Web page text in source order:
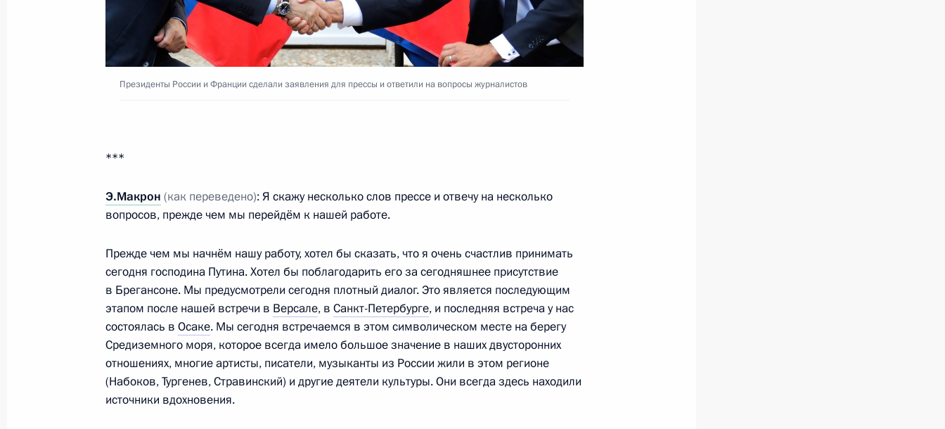
Владимир Путин прибыл во Францию
19 августа 2019 года, 17:00 Марсель
3
16 августа 2019 года, 16:30
Совещание с постоянными членами Совета Безопасности
16 августа 2019 года, 16:00 Анапа
Подписан Указ о награждении экипажа воздушного судна
«Уральских авиалиний»
Президенты России и Франции сделали заявления для прессы и ответили на вопросы журналистов
***
Э.Макрон (как переведено): Я скажу несколько слов прессе и отвечу на несколько
вопросов, прежде чем мы перейдём к нашей работе.
Прежде чем мы начнём нашу работу, хотел бы сказать, что я очень счастлив принимать
сегодня господина Путина. Хотел бы поблагодарить его за сегодняшнее присутствие
в Брегансоне. Мы предусмотрели сегодня плотный диалог. Это является последующим
этапом после нашей встречи в Версале, в Санкт-Петербурге, и последняя встреча у нас
состоялась в Осаке. Мы сегодня встречаемся в этом символическом месте на берегу
Средиземного моря, которое всегда имело большое значение в наших двусторонних
отношениях, многие артисты, писатели, музыканты из России жили в этом регионе
(Набоков, Тургенев, Стравинский) и другие деятели культуры. Они всегда здесь находили
источники вдохновения.